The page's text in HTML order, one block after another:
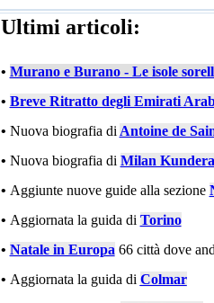
Ultimi articoli:
• Murano e Burano - Le isole
• Breve Ritratto degli Emirati
• Nuova biografia di Antoine de
• Nuova biografia di Milan Kundera
• Aggiunte nuove guide alla sezione
• Aggiornata la guida di Torino
• Natale in Europa 66 città dove
• Aggiornata la guida di Colmar